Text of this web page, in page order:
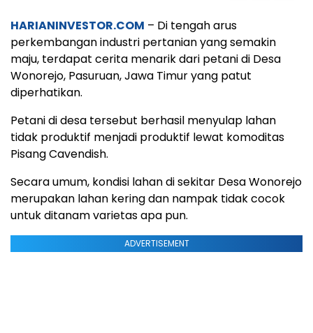
HARIANINVESTOR.COM – Di tengah arus
perkembangan industri pertanian yang semakin
maju, terdapat cerita menarik dari petani di Desa
Wonorejo, Pasuruan, Jawa Timur yang patut
diperhatikan.
Petani di desa tersebut berhasil menyulap lahan
tidak produktif menjadi produktif lewat komoditas
Pisang Cavendish.
Secara umum, kondisi lahan di sekitar Desa Wonorejo
merupakan lahan kering dan nampak tidak cocok
untuk ditanam varietas apa pun.
ADVERTISEMENT